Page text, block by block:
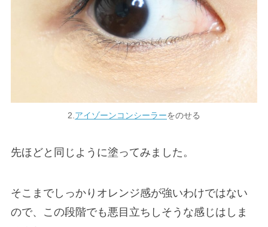
2. アイゾーンコンシーラーをのせる
先ほどと同じように塗ってみました。
そこまでしっかりオレンジ感が強いわけではない
ので、この段階でも悪目立ちしそうな感じはしま